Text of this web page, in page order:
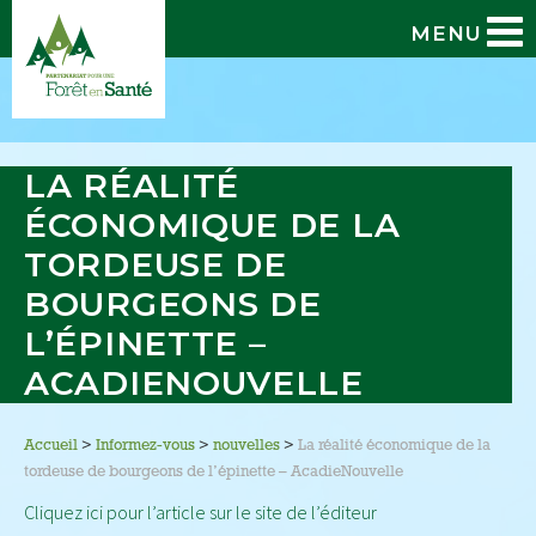
MENU
LA RÉALITÉ
ÉCONOMIQUE DE LA
TORDEUSE DE
BOURGEONS DE
L’ÉPINETTE –
ACADIENOUVELLE
Accueil > Informez-vous > nouvelles > La réalité économique de la
tordeuse de bourgeons de l’épinette – AcadieNouvelle
Cliquez ici pour l’article sur le site de l’éditeur